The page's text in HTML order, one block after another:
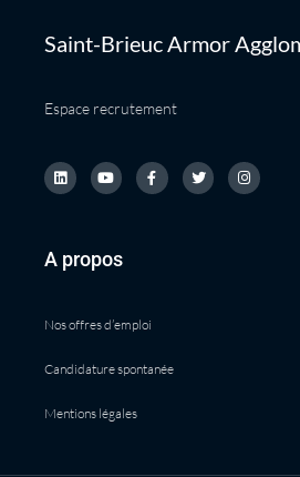
Saint-Brieuc Armor
Espace recrutement
A propos
Nos offres d’emploi
Candidature spontanée
Mentions légales